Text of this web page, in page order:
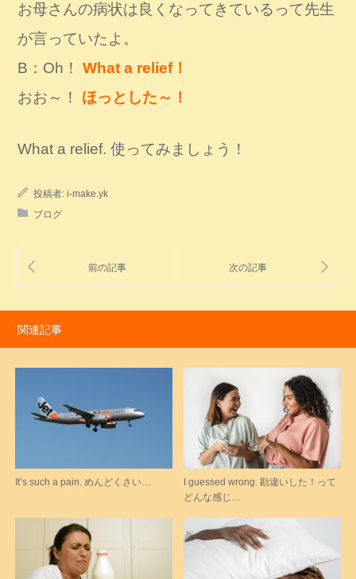
お母さんの病状は良くなってきているって先生
が言っていたよ。
B：Oh！ What a relief！
おお～！ ほっとした～！
What a relief. 使ってみましょう！
投稿者: i-make.yk
ブログ
関連記事
It’s such a pain. めんどくさい…
I guessed wrong. 勘違いした！って
どんな感じ…